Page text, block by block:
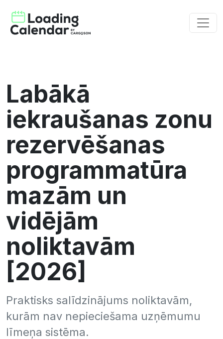
Labākā
iekraušanas zonu
rezervēšanas
programmatūra
mazām un
vidējām
noliktavām
[2026]
Praktisks salīdzinājums noliktavām,
kurām nav nepieciešama uzņēmumu
līmeņa sistēma.